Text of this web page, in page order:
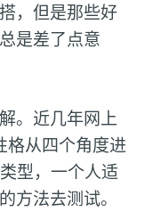
，但是那些好
是差了点意
。近几年网上
格从四个角度进
型，一个人适
方法去测试。